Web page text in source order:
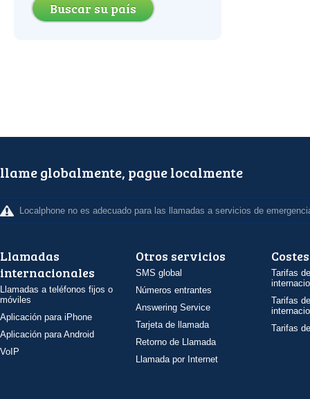
Buscar su país
llame globalmente, pague localmente
Localphone no es adecuado para las llamadas a servicios de
Llamadas
internacionales
Llamadas a teléfonos fijos o
móviles
Aplicación para iPhone
Aplicación para Android
VoIP
Otros servicios
SMS global
Números entrantes
Answering Service
Tarjeta de llamada
Retorno de Llamada
Llamada por Internet
Costes
Tarifas
Tarifas
Tarifas